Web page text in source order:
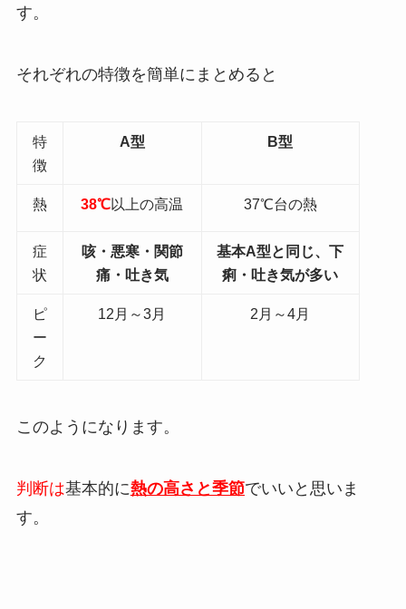
す。
それぞれの特徴を簡単にまとめると
特
徴
A型 B型
熱 38℃以上の高温 37℃台の熱
症
状
咳・悪寒・関節
痛・吐き気
基本A型と同じ、下
痢・吐き気が多い
ピ
ー
ク
12月～3月 2月～4月
このようになります。
判断は基本的に熱の高さと季節でいいと思いま
す。